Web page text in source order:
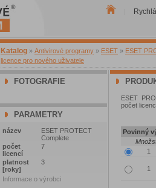
Katalog » Antivirové programy » ESET » ESET
licence pro nového uživatele
FOTOGRAFIE
PARAMETRY
název
ESET PROTECT
Complete
počet
licencí
7
platnost
[roky]
3
Informace o výrobci
ESET
počet
Povinný